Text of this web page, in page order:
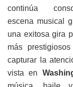
continúa
escena musical
una exitosa gira
más
capturar la
vista en